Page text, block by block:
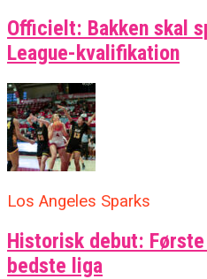
Officielt: Bakken skal
League-kvalifikation
Los Angeles Sparks
Historisk debut:
bedste liga